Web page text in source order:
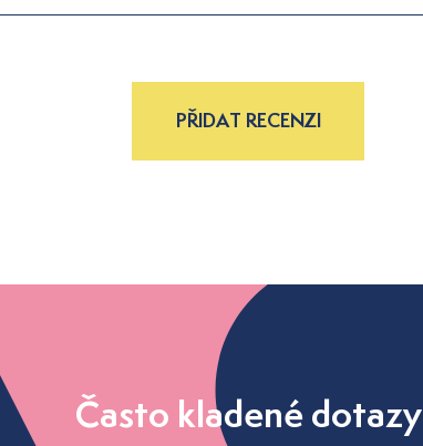
PŘIDAT RECENZI
Často kladené dotazy